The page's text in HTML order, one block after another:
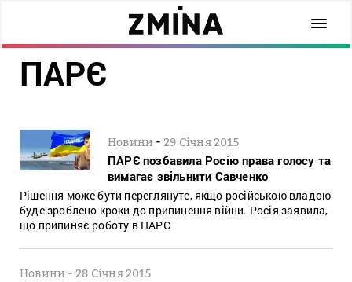
ПАРЄ
Новини -29 Січня 2015
ПАРЄ позбавила Росію права голосу та
вимагає звільнити Савченко
Рішення може бути переглянуте, якщо російською владою
буде зроблено кроки до припинення війни. Росія заявила,
що припиняє роботу в ПАРЄ
Новини -28 Січня 2015